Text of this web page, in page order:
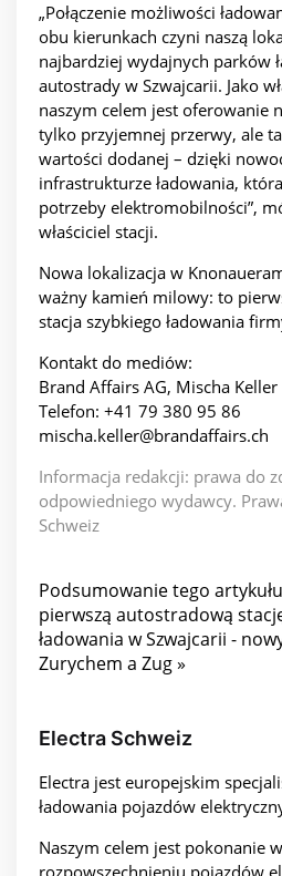
„Połączenie możliwości
obu kierunkach czyni naszą
najbardziej wydajnych parków
autostrady w Szwajcarii. Jako
naszym celem jest oferowanie
tylko przyjemnej przerwy, ale
wartości dodanej – dzięki
infrastrukturze ładowania,
potrzeby elektromobilności”,
właściciel stacji.
Nowa lokalizacja w
ważny kamień milowy: to
stacja szybkiego ładowania
Kontakt do mediów:
Brand Affairs AG, Mischa Keller
Telefon: +41 79 380 95 86
mischa.keller@brandaffairs.ch
Informacja redakcji: prawa do
odpowiedniego wydawcy.
Schweiz
Podsumowanie tego
pierwszą autostradową
ładowania w Szwajcarii -
Zurychem a Zug »
Electra Schweiz
Electra jest europejskim
ładowania pojazdów
Naszym celem jest pokonanie